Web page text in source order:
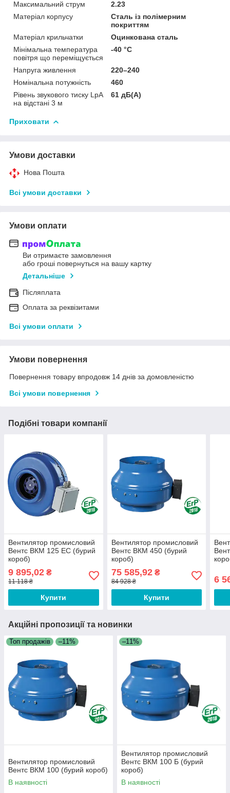
Максимальний струм
2.23
Матеріал корпусу
Сталь із полімерним
покриттям
Матеріал крильчатки
Оцинкована сталь
Мінімальна температура
повітря що переміщується
-40 °С
Напруга живлення
220–240
Номінальна потужність
460
Рівень звукового тиску LpA
на відстані 3 м
61 дБ(А)
Приховати
Умови доставки
Нова Пошта
Всі умови доставки
Умови оплати
Ви отримаєте замовлення
або гроші повернуться на вашу картку
Детальніше
Післяплата
Оплата за реквізитами
Всі умови оплати
Умови повернення
Повернення товару впродовж 14 днів за домовленістю
Всі умови повернення
Подібні товари компанії
Вентилятор промисловий
Вентс ВКМ 125 ЕС (бурий
короб)
9 895,02 ₴
11 118 ₴
Купити
Вентилятор промисловий
Вентс ВКМ 450 (бурий
короб)
75 585,92₴
84 928 ₴
Купити
6
Акційні пропозиції та новинки
Топ продажів –11%
Вентилятор промисловий
Вентс ВКМ 100 (бурий короб)
В наявності
–11%
Вентилятор промисловий
Вентс ВКМ 100 Б (бурий
короб)
В наявності